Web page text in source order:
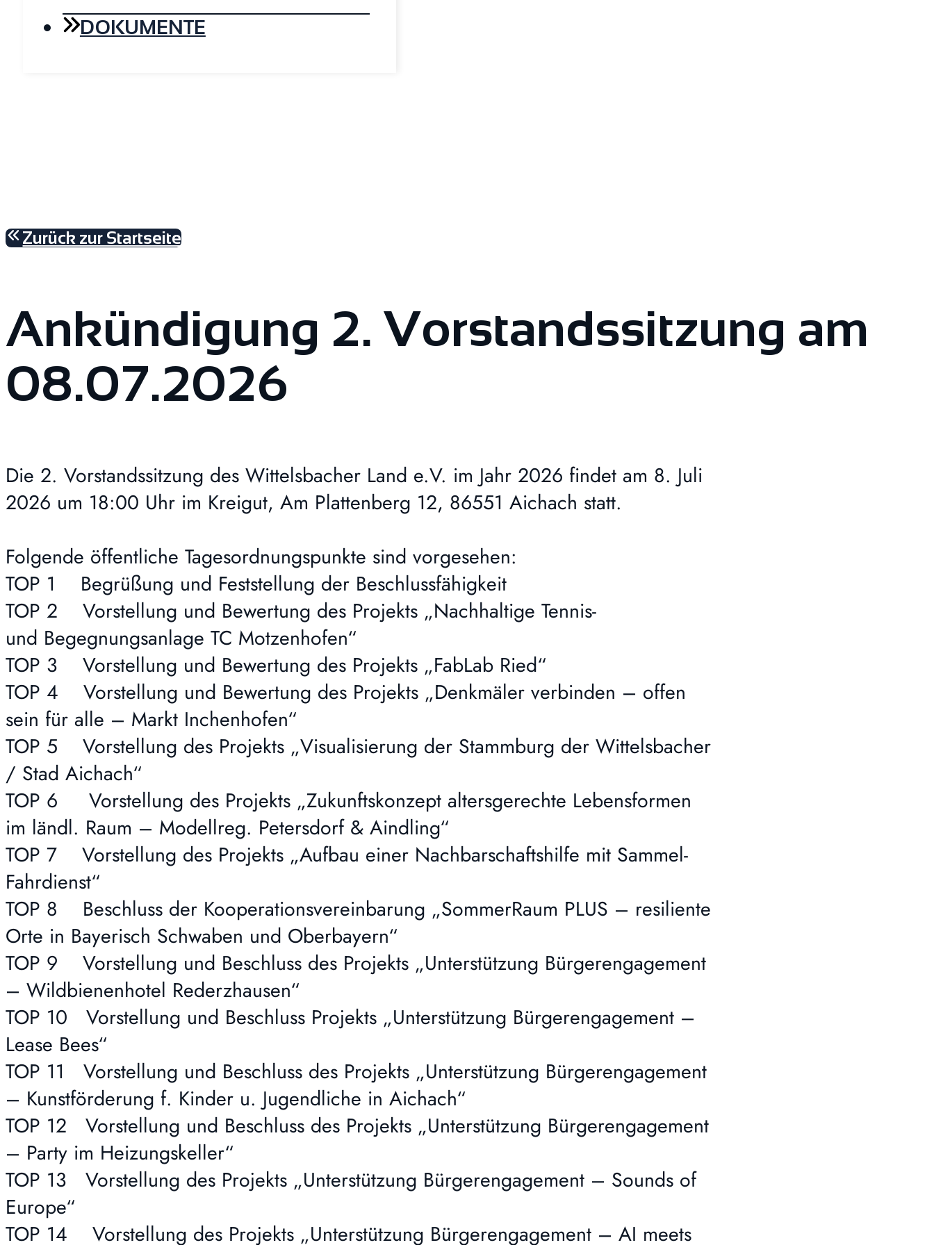
DOKUMENTE
Zurück zur Startseite
Ankündigung 2. Vorstandssitzung am
08.07.2026
Die 2. Vorstandssitzung des Wittelsbacher Land e.V. im Jahr 2026 findet am 8. Juli
2026 um 18:00 Uhr im Kreigut, Am Plattenberg 12, 86551 Aichach statt.
Folgende öffentliche Tagesordnungspunkte sind vorgesehen:
TOP 1 Begrüßung und Feststellung der Beschlussfähigkeit
TOP 2 Vorstellung und Bewertung des Projekts „Nachhaltige Tennis-
und Begegnungsanlage TC Motzenhofen“
TOP 3 Vorstellung und Bewertung des Projekts „FabLab Ried“
TOP 4 Vorstellung und Bewertung des Projekts „Denkmäler verbinden – offen
sein für alle – Markt Inchenhofen“
TOP 5 Vorstellung des Projekts „Visualisierung der Stammburg der Wittelsbacher
/ Stad Aichach“
TOP 6 Vorstellung des Projekts „Zukunftskonzept altersgerechte Lebensformen
im ländl. Raum – Modellreg. Petersdorf & Aindling“
TOP 7 Vorstellung des Projekts „Aufbau einer Nachbarschaftshilfe mit Sammel-
Fahrdienst“
TOP 8 Beschluss der Kooperationsvereinbarung „SommerRaum PLUS – resiliente
Orte in Bayerisch Schwaben und Oberbayern“
TOP 9 Vorstellung und Beschluss des Projekts „Unterstützung Bürgerengagement
– Wildbienenhotel Rederzhausen“
TOP 10 Vorstellung und Beschluss Projekts „Unterstützung Bürgerengagement –
Lease Bees“
TOP 11 Vorstellung und Beschluss des Projekts „Unterstützung Bürgerengagement
– Kunstförderung f. Kinder u. Jugendliche in Aichach“
TOP 12 Vorstellung und Beschluss des Projekts „Unterstützung Bürgerengagement
– Party im Heizungskeller“
TOP 13 Vorstellung des Projekts „Unterstützung Bürgerengagement – Sounds of
Europe“
TOP 14 Vorstellung des Projekts „Unterstützung Bürgerengagement – AI meets